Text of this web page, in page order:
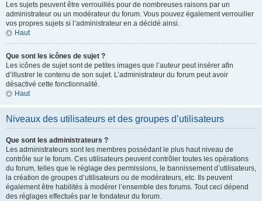
Les sujets peuvent être verrouillés pour de nombreuses raisons par un
administrateur ou un modérateur du forum. Vous pouvez également verrouiller
vos propres sujets si l’administrateur en a décidé ainsi.
Haut
Que sont les icônes de sujet ?
Les icônes de sujet sont de petites images que l’auteur peut insérer afin
d’illustrer le contenu de son sujet. L’administrateur du forum peut avoir
désactivé cette fonctionnalité.
Haut
Niveaux des utilisateurs et des groupes d’utilisateurs
Que sont les administrateurs ?
Les administrateurs sont les membres possédant le plus haut niveau de
contrôle sur le forum. Ces utilisateurs peuvent contrôler toutes les opérations
du forum, telles que le réglage des permissions, le bannissement d’utilisateurs,
la création de groupes d’utilisateurs ou de modérateurs, etc. Ils peuvent
également être habilités à modérer l’ensemble des forums. Tout ceci dépend
des réglages effectués par le fondateur du forum.